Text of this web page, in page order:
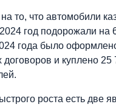
то, что автомобили
год подорожали на
года было
договоров и куплено 25
роста есть две